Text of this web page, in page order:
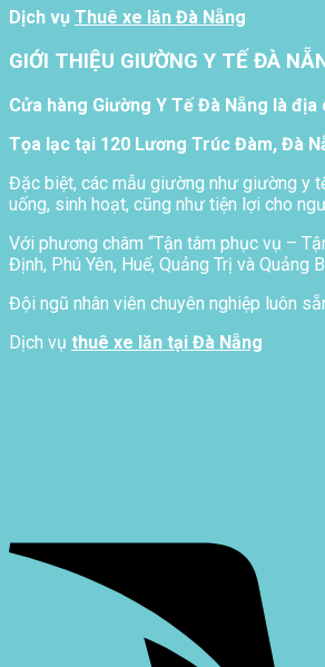
Dịch vụ Thuê xe lăn Đà Nẵng
GIỚI THIỆU GIƯỜNG Y TẾ ĐÀ
Cửa hàng Giường Y Tế Đà Nẵng là
Tọa lạc tại 120 Lương Trúc Đàm, Đà
Đặc biệt, các mẫu giường như giường y
uống, sinh hoạt, cũng như tiện lợi cho
Với phương châm “Tận tâm phục vụ –
Định, Phú Yên, Huế, Quảng Trị và Quảng
Đội ngũ nhân viên chuyên nghiệp luôn
Dịch vụ thuê xe lăn tại Đà Nẵng